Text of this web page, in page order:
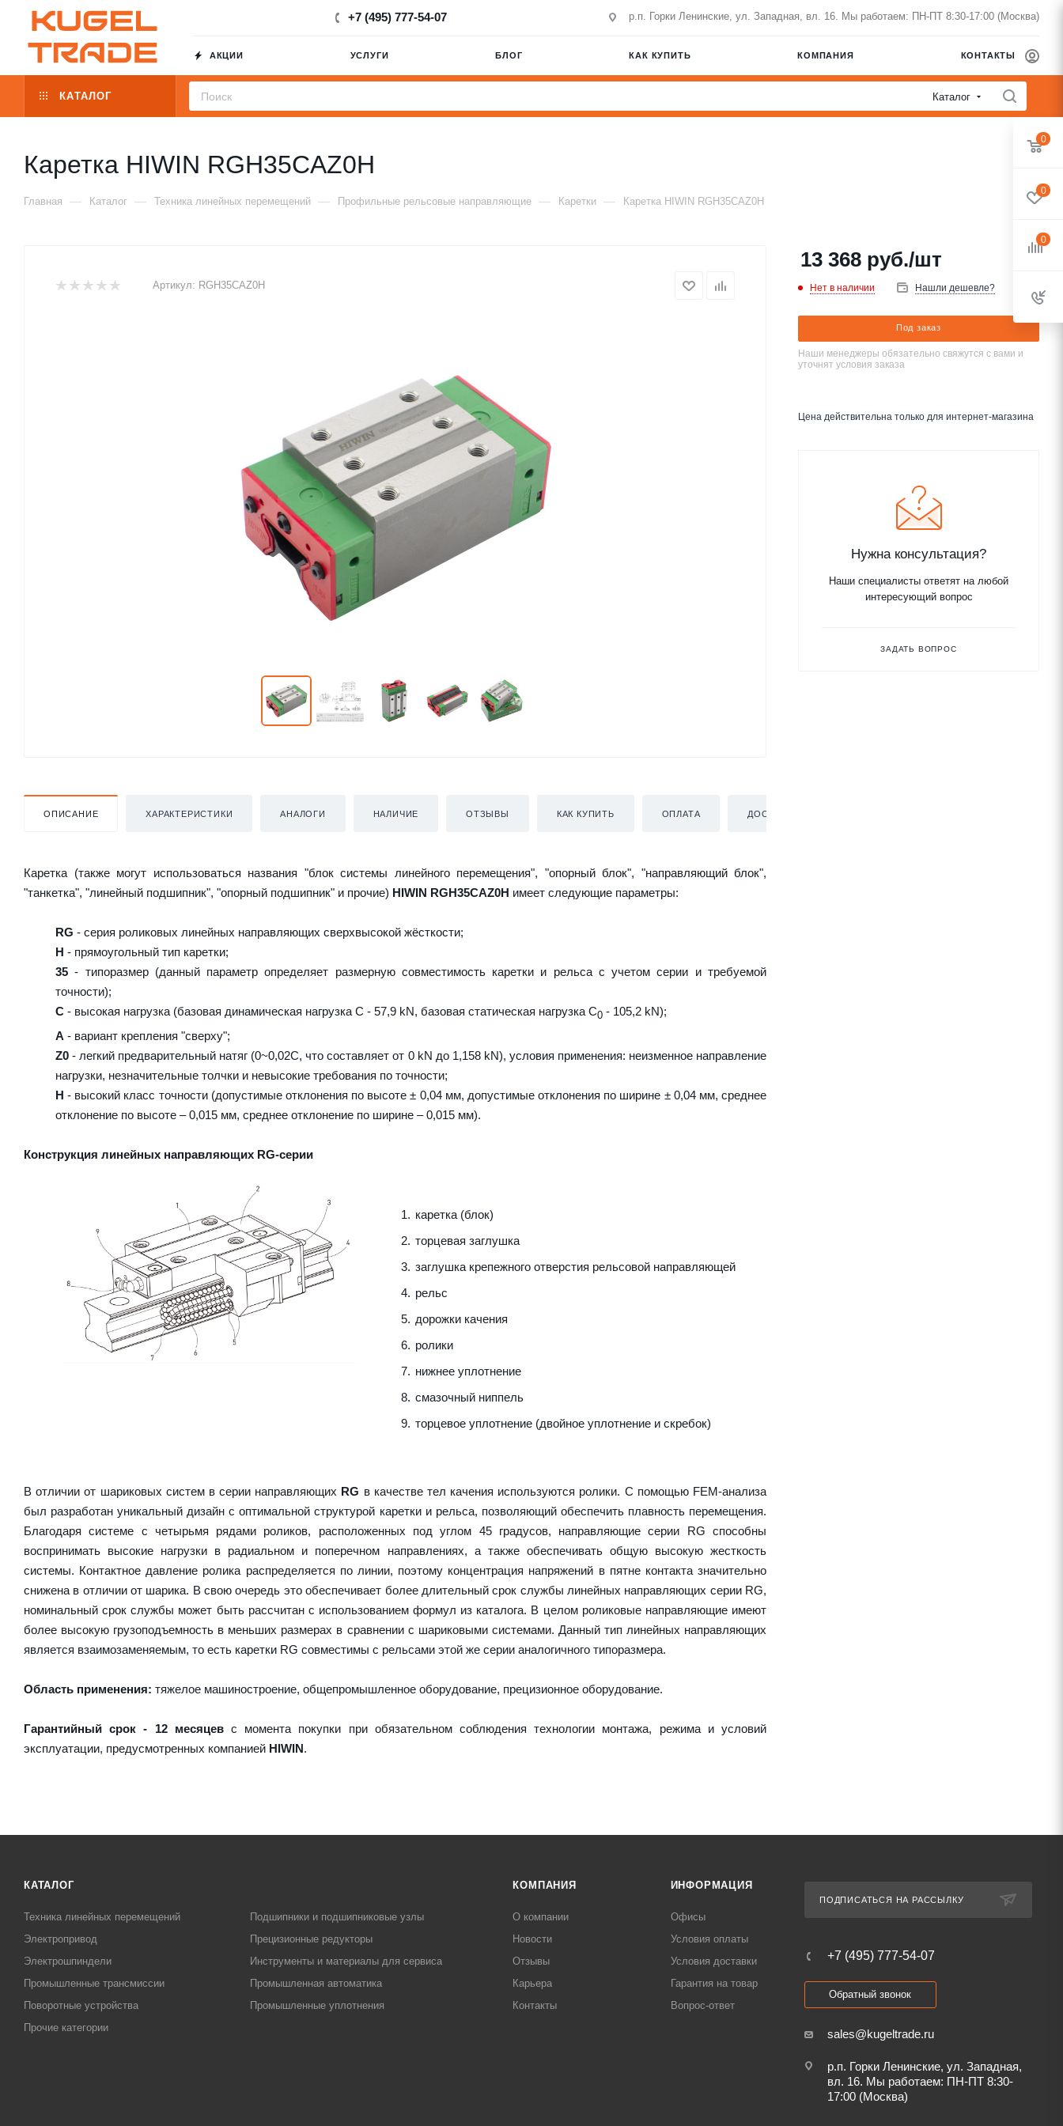
+7 (495) 777-54-07 р.п. Горки Ленинские, ул. Западная, вл. 16. Мы работаем: ПН-ПТ 8:30-17:00 (Москва)
АКЦИИ УСЛУГИ БЛОГ КАК КУПИТЬ КОМПАНИЯ КОНТАКТЫ
КАТАЛОГ Каталог
Каретка HIWIN RGH35CAZ0H
Главная — Каталог — Техника линейных перемещений — Профильные рельсовые направляющие — Каретки — Каретка HIWIN RGH35CAZ0H
Артикул: RGH35CAZ0H
ОПИСАНИЕ ХАРАКТЕРИСТИКИ АНАЛОГИ НАЛИЧИЕ ОТЗЫВЫ КАК КУПИТЬ ОПЛАТА ДОСТАВКА
Каретка (также могут использоваться названия "блок системы линейного перемещения", "опорный блок", "направляющий блок",
"танкетка", "линейный подшипник", "опорный подшипник" и прочие) HIWIN RGH35CAZ0H имеет следующие параметры:
RG - серия роликовых линейных направляющих сверхвысокой жёсткости;
H - прямоугольный тип каретки;
35 - типоразмер (данный параметр определяет размерную совместимость каретки и рельса с учетом серии и требуемой
точности);
C - высокая нагрузка (базовая динамическая нагрузка C - 57,9 kN, базовая статическая нагрузка С0 - 105,2 kN);
A - вариант крепления "сверху";
Z0 - легкий предварительный натяг (0~0,02C, что составляет от 0 kN до 1,158 kN), условия применения: неизменное направление
нагрузки, незначительные толчки и невысокие требования по точности;
H - высокий класс точности (допустимые отклонения по высоте ± 0,04 мм, допустимые отклонения по ширине ± 0,04 мм, среднее
отклонение по высоте – 0,015 мм, среднее отклонение по ширине – 0,015 мм).
Конструкция линейных направляющих RG-серии
каретка (блок)
торцевая заглушка
заглушка крепежного отверстия рельсовой направляющей
рельс
дорожки качения
ролики
нижнее уплотнение
смазочный ниппель
торцевое уплотнение (двойное уплотнение и скребок)
В отличии от шариковых систем в серии направляющих RG в качестве тел качения используются ролики. С помощью FEM-анализа
был разработан уникальный дизайн с оптимальной структурой каретки и рельса, позволяющий обеспечить плавность перемещения.
Благодаря системе с четырьмя рядами роликов, расположенных под углом 45 градусов, направляющие серии RG способны
воспринимать высокие нагрузки в радиальном и поперечном направлениях, а также обеспечивать общую высокую жесткость
системы. Контактное давление ролика распределяется по линии, поэтому концентрация напряжений в пятне контакта значительно
снижена в отличии от шарика. В свою очередь это обеспечивает более длительный срок службы линейных направляющих серии RG,
номинальный срок службы может быть рассчитан с использованием формул из каталога. В целом роликовые направляющие имеют
более высокую грузоподъемность в меньших размерах в сравнении с шариковыми системами. Данный тип линейных направляющих
является взаимозаменяемым, то есть каретки RG совместимы с рельсами этой же серии аналогичного типоразмера.
Область применения: тяжелое машиностроение, общепромышленное оборудование, прецизионное оборудование.
Гарантийный срок - 12 месяцевс момента покупки при обязательном соблюдения технологии монтажа, режима и условий
эксплуатации, предусмотренных компанией HIWIN.
13 368 руб./шт
Нет в наличии Нашли дешевле?
Под заказ
Наши менеджеры обязательно свяжутся с вами и
уточнят условия заказа
Цена действительна только для интернет-магазина
Нужна консультация?
Наши специалисты ответят на любой
интересующий вопрос
ЗАДАТЬ ВОПРОС
КАТАЛОГ
Техника линейных перемещений
Подшипники и подшипниковые узлы
Электропривод
Прецизионные редукторы
Электрошпиндели
Инструменты и материалы для сервиса
Промышленные трансмиссии
Промышленная автоматика
Поворотные устройства
Промышленные уплотнения
Прочие категории
КОМПАНИЯ
О компании
Новости
Отзывы
Карьера
Контакты
ИНФОРМАЦИЯ
Офисы
Условия оплаты
Условия доставки
Гарантия на товар
Вопрос-ответ
ПОДПИСАТЬСЯ НА РАССЫЛКУ
+7 (495) 777-54-07
Обратный звонок
sales@kugeltrade.ru
р.п. Горки Ленинские, ул. Западная,
вл. 16. Мы работаем: ПН-ПТ 8:30-
17:00 (Москва)
0
0
0